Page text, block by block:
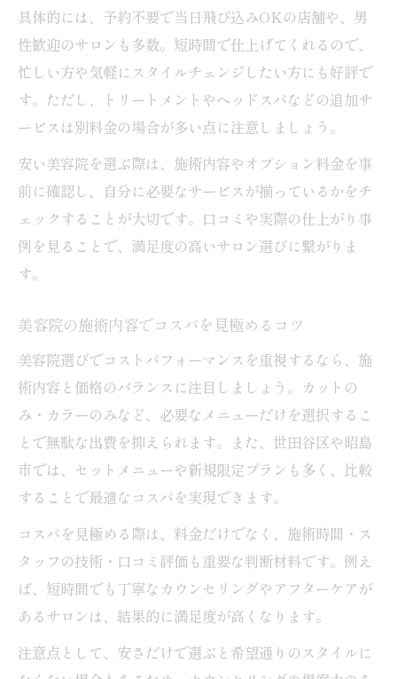
具体的には、予約不要で当日飛び込みOKの店舗や、男
性歓迎のサロンも多数。短時間で仕上げてくれるので、
忙しい方や気軽にスタイルチェンジしたい方にも好評で
す。ただし、トリートメントやヘッドスパなどの追加サ
ービスは別料金の場合が多い点に注意しましょう。
安い美容院を選ぶ際は、施術内容やオプション料金を事
前に確認し、自分に必要なサービスが揃っているかをチ
ェックすることが大切です。口コミや実際の仕上がり事
例を見ることで、満足度の高いサロン選びに繋がりま
す。
美容院の施術内容でコスパを見極めるコツ
美容院選びでコストパフォーマンスを重視するなら、施
術内容と価格のバランスに注目しましょう。カットの
み・カラーのみなど、必要なメニューだけを選択するこ
とで無駄な出費を抑えられます。また、世田谷区や昭島
市では、セットメニューや新規限定プランも多く、比較
することで最適なコスパを実現できます。
コスパを見極める際は、料金だけでなく、施術時間・ス
タッフの技術・口コミ評価も重要な判断材料です。例え
ば、短時間でも丁寧なカウンセリングやアフターケアが
あるサロンは、結果的に満足度が高くなります。
注意点として、安さだけで選ぶと希望通りのスタイルに